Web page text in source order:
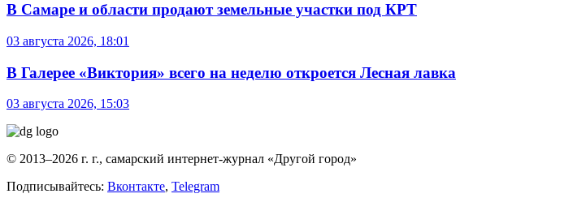
В Самаре и области продают земельные участки под КРТ
03 августа 2026, 18:01
В Галерее «Виктория» всего на неделю откроется Лесная лавка
03 августа 2026, 15:03
© 2013–2026 г. г., самарский интернет-журнал «Другой город»
Подписывайтесь: Вконтакте, Telegram